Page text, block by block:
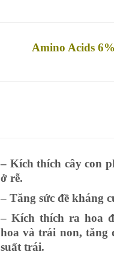
Amino Acids
– Kích thích cây con
ở rễ.
– Tăng sức đề kháng
– Kích thích ra hoa
hoa và trái non, tăng
suất trái.